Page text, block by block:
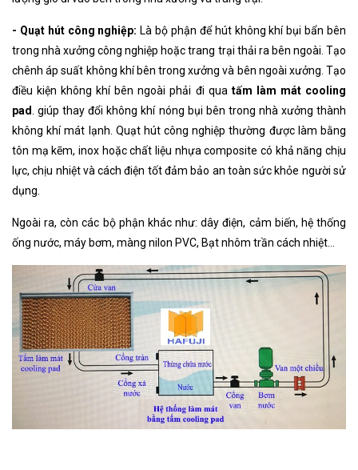
- Quạt hút công nghiệp: Là bộ phận để hút không khí bụi bẩn bên
trong nhà xưởng công nghiệp hoặc trang trại thải ra bên ngoài. Tạo
chênh áp suất không khí bên trong xưởng và bên ngoài xưởng. Tạo
điều kiện không khí bên ngoài phải đi qua tấm làm mát cooling
pad
. giúp thay đổi không khí nóng bụi bên trong nhà xưởng thành
không khí mát lạnh. Quạt hút công nghiệp thường được làm bằng
tôn mạ kẽm, inox hoặc chất liệu nhựa composite có khả năng chịu
lực, chịu nhiệt và cách điện tốt đảm bảo an toàn sức khỏe người sử
dụng.
Ngoài ra, còn các bộ phận khác như: dây điện, cảm biến, hệ thống
ống nước, máy bơm, màng nilon PVC, Bạt nhôm trần cách nhiệt…